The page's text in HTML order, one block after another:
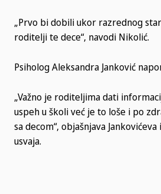
„Prvo bi dobili ukor razrednog
roditelji te dece“, navodi Nikolić.
Psiholog Aleksandra Janković
„Važno je roditeljima dati
uspeh u školi već je to loše i po
sa decom“, objašnjava
usvaja.